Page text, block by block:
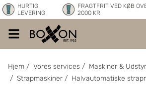
HURTIG
LEVERING
FRAGTFRIT VED KØB
2000 KR
Hjem / Vores services / Maskiner & Udstyr
/ Strapmaskiner / Halvautomatiske